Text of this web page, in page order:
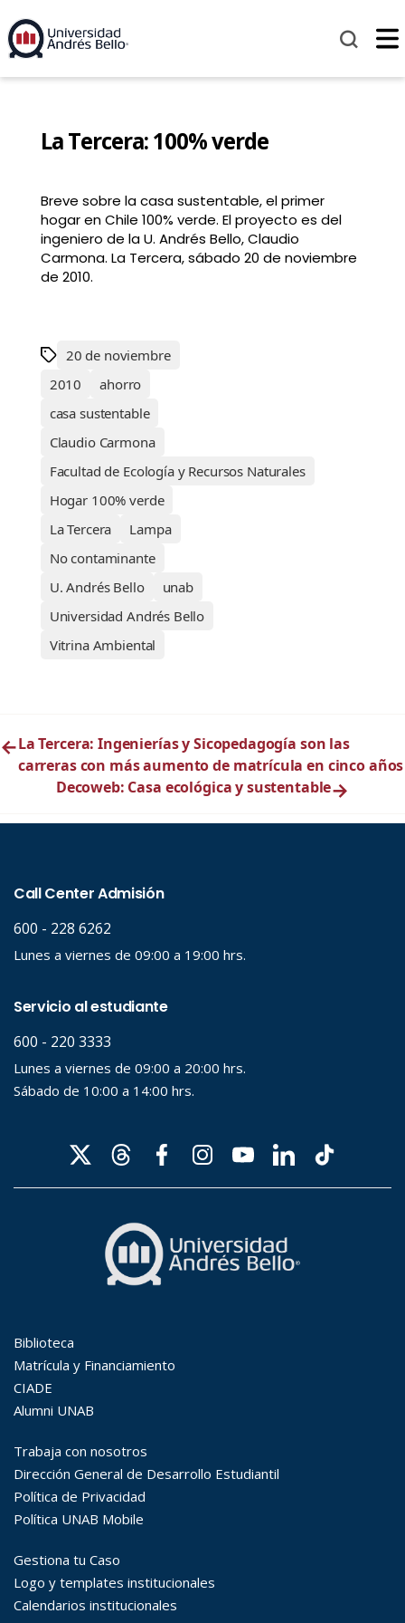
La Tercera: 100% verde
Breve sobre la casa sustentable, el primer
hogar en Chile 100% verde. El proyecto es del
ingeniero de la U. Andrés Bello, Claudio
Carmona. La Tercera, sábado 20 de noviembre
de 2010.
20 de noviembre
2010
ahorro
casa sustentable
Claudio Carmona
Facultad de Ecología y Recursos Naturales
Hogar 100% verde
La Tercera
Lampa
No contaminante
U. Andrés Bello
unab
Universidad Andrés Bello
Vitrina Ambiental
←La Tercera: Ingenierías y Sicopedagogía son las
carreras con más aumento de matrícula en cinco años
Decoweb: Casa ecológica y sustentable→